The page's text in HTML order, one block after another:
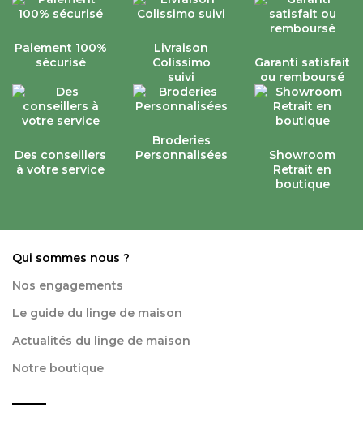
Paiement 100%
sécurisé
Livraison
Colissimo
suivi
Garanti satisfait
ou remboursé
Des conseillers
à votre service
Broderies
Personnalisées
Showroom
Retrait en
boutique
Qui sommes nous ?
Nos engagements
Le guide du linge de maison
Actualités du linge de maison
Notre boutique